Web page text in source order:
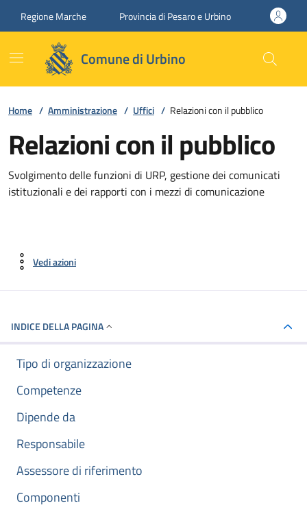
Regione Marche Provincia di Pesaro e Urbino
Comune di Urbino
Home / Amministrazione / Uffici / Relazioni con il pubblico
Relazioni con il pubblico
Svolgimento delle funzioni di URP, gestione dei comunicati
istituzionali e dei rapporti con i mezzi di comunicazione
Vedi azioni
INDICE DELLA PAGINA
Tipo di organizzazione
Competenze
Dipende da
Responsabile
Assessore di riferimento
Componenti